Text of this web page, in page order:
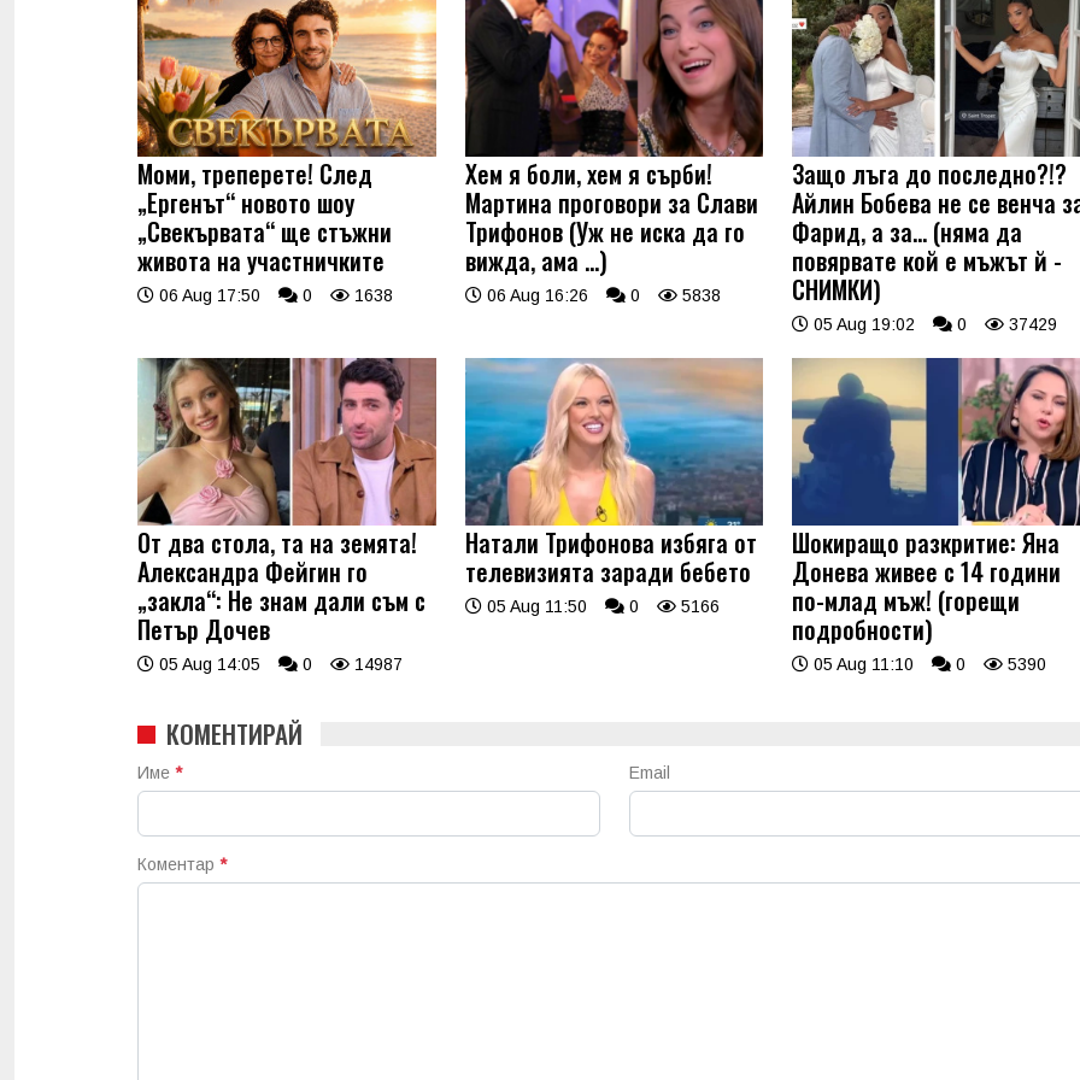
Моми, треперете! След
„Ергенът“ новото шоу
„Свекървата“ ще стъжни
живота на участничките
06 Aug 17:50 0 1638
Хем я боли, хем я сърби!
Мартина проговори за Слави
Трифонов (Уж не иска да го
вижда, ама …)
06 Aug 16:26 0 5838
Защо лъга до последно?!?
Айлин Бобева не се венча
Фарид, а за... (няма да
повярвате кой е мъжът й -
СНИМКИ)
05 Aug 19:02 0 37429
От два стола, та на земята!
Александра Фейгин го
„закла“: Не знам дали съм с
Петър Дочев
05 Aug 14:05 0 14987
Натали Трифонова избяга от
телевизията заради бебето
05 Aug 11:50 0 5166
Шокиращо разкритие: Яна
Донева живее с 14 години
по-млад мъж! (горещи
подробности)
05 Aug 11:10 0 5390
КОМЕНТИРАЙ
Име * Email
Коментар *